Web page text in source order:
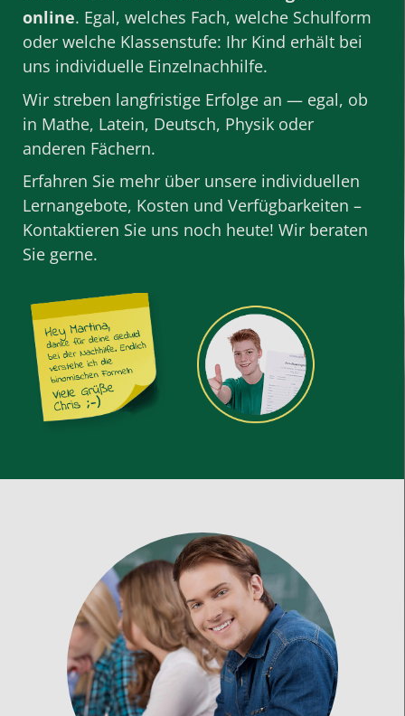
online. Egal, welches Fach, welche Schulform
oder welche Klassenstufe: Ihr Kind erhält bei
uns individuelle Einzelnachhilfe.
Wir streben langfristige Erfolge an — egal, ob
in Mathe, Latein, Deutsch, Physik oder
anderen Fächern.
Erfahren Sie mehr über unsere individuellen
Lernangebote, Kosten und Verfügbarkeiten –
Kontaktieren Sie uns noch heute! Wir beraten
Sie gerne.